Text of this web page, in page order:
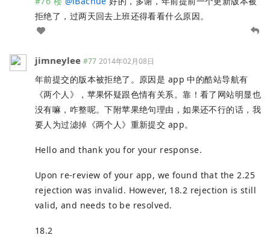
拒绝了，过两天回去上班还得看看什么原因。
jimneylee #77 2014年02月08日
年前提交的版本被拒绝了。原因是 app 中的酷站导航有
《两个人》，苹果怀疑跟色情有关系。靠！看了网站明显也
没有嘛，咋整呢。下附苹果绝句理由，如果还不行的话，我
要人为过滤掉《两个人》重新提交 app。
Hello and thank you for your response.
Upon re-review of your app, we found that the 2.25
rejection was invalid. However, 18.2 rejection is still
valid, and needs to be resolved.
18.2